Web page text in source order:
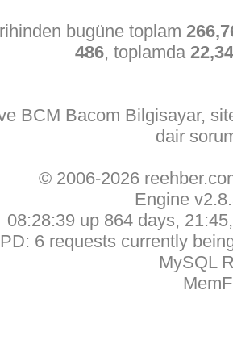
bugüne toplam
486, toplamda
BCM Bacom Bilgisayar,
dair
© 2006-2026
Engine
08:28:39 up 864 days,
6 requests currently
MySQL